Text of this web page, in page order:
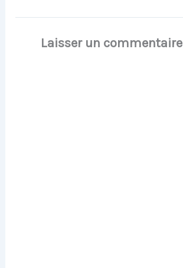
Laisser un commentaire